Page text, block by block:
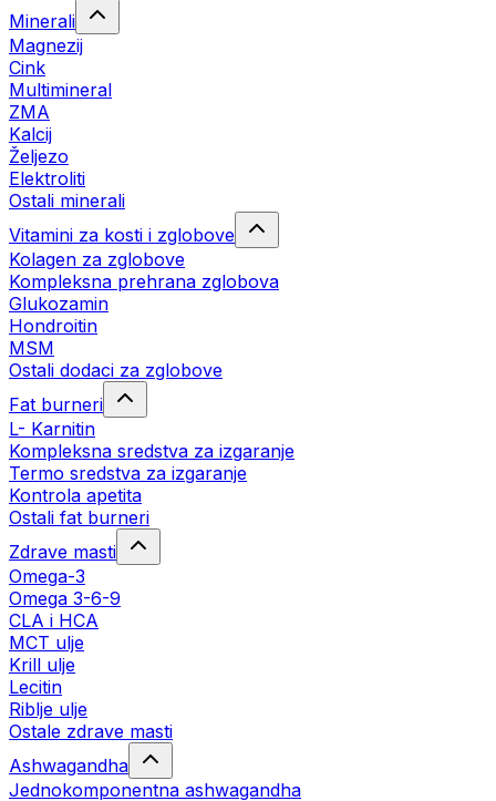
Minerali
Magnezij
Cink
Multimineral
ZMA
Kalcij
Željezo
Elektroliti
Ostali minerali
Vitamini za kosti i zglobove
Kolagen za zglobove
Kompleksna prehrana zglobova
Glukozamin
Hondroitin
MSM
Ostali dodaci za zglobove
Fat burneri
L- Karnitin
Kompleksna sredstva za izgaranje
Termo sredstva za izgaranje
Kontrola apetita
Ostali fat burneri
Zdrave masti
Omega-3
Omega 3-6-9
CLA i HCA
MCT ulje
Krill ulje
Lecitin
Riblje ulje
Ostale zdrave masti
Ashwagandha
Jednokomponentna ashwagandha